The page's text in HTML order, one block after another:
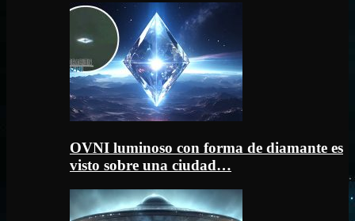
OVNI luminoso con forma de diamante es
visto sobre una ciudad…